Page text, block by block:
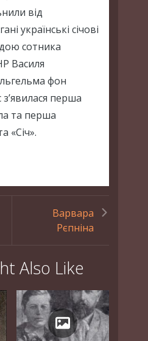
від
українські січові
сотника
Василя
фон
з’явилася перша
та перша
«Січ».
Варвара
Рєпніна
Also Like